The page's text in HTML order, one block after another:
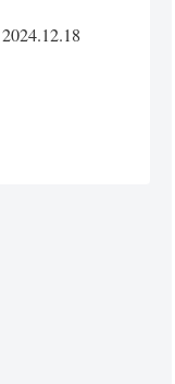
2024.12.18